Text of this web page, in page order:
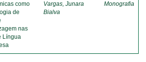
como
de
nas
Língua
Vargas, Junara
Bialva
Monografia